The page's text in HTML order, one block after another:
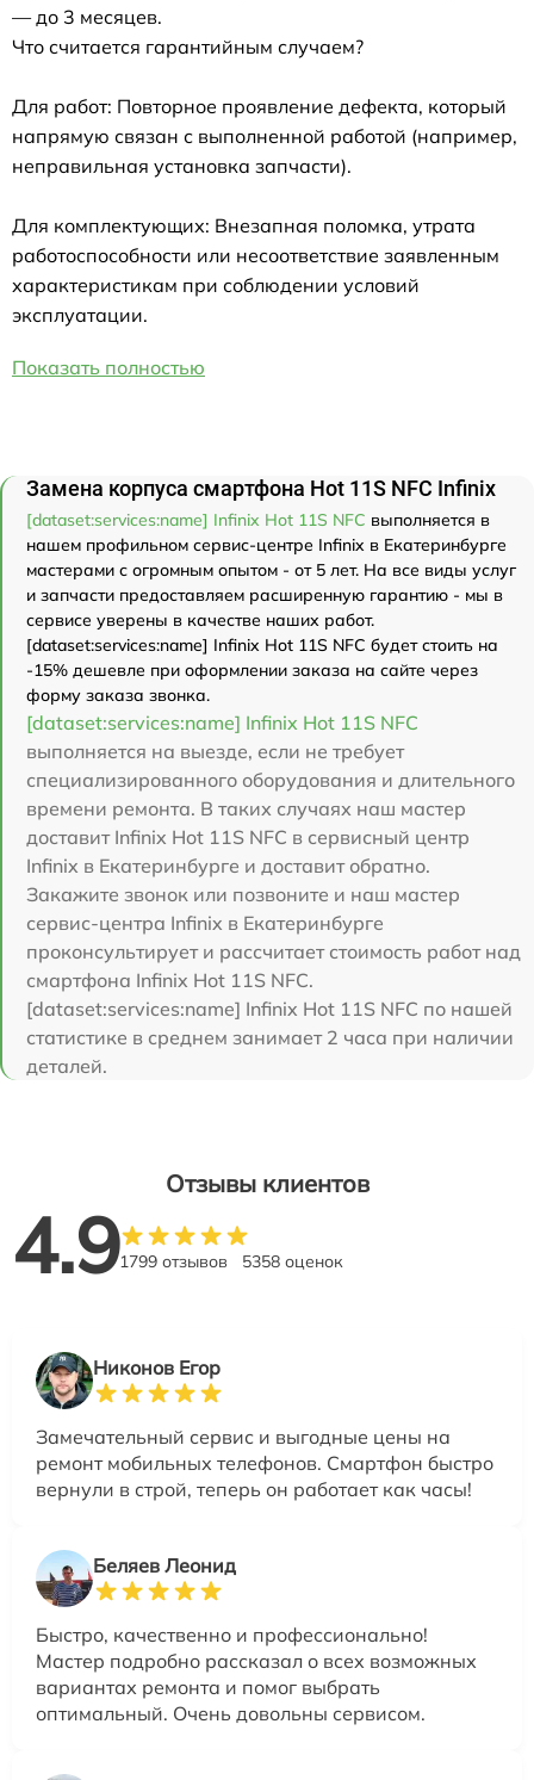
— до 3 месяцев.
Что считается гарантийным случаем?
Для работ: Повторное проявление дефекта, который
напрямую связан с выполненной работой (например,
неправильная установка запчасти).
Для комплектующих: Внезапная поломка, утрата
работоспособности или несоответствие заявленным
характеристикам при соблюдении условий
эксплуатации.
Показать полностью
Замена корпуса смартфона Hot 11S NFC Infinix
[dataset:services:name] Infinix Hot 11S NFC выполняется в
нашем профильном сервис-центре Infinix в Екатеринбурге
мастерами с огромным опытом - от 5 лет. На все виды услуг
и запчасти предоставляем расширенную гарантию - мы в
сервисе уверены в качестве наших работ.
[dataset:services:name] Infinix Hot 11S NFC будет стоить на
-15% дешевле при оформлении заказа на сайте через
форму заказа звонка.
[dataset:services:name] Infinix Hot 11S NFC
выполняется на выезде, если не требует
специализированного оборудования и длительного
времени ремонта. В таких случаях наш мастер
доставит Infinix Hot 11S NFC в сервисный центр
Infinix в Екатеринбурге и доставит обратно.
Закажите звонок или позвоните и наш мастер
сервис-центра Infinix в Екатеринбурге
проконсультирует и рассчитает стоимость работ над
смартфона Infinix Hot 11S NFC.
[dataset:services:name] Infinix Hot 11S NFC по нашей
статистике в среднем занимает 2 часа при наличии
деталей.
Отзывы клиентов
4.91799 отзывов 5358 оценок
Никонов Егор
Замечательный сервис и выгодные цены на
ремонт мобильных телефонов. Смартфон быстро
вернули в строй, теперь он работает как часы!
Беляев Леонид
Быстро, качественно и профессионально!
Мастер подробно рассказал о всех возможных
вариантах ремонта и помог выбрать
оптимальный. Очень довольны сервисом.